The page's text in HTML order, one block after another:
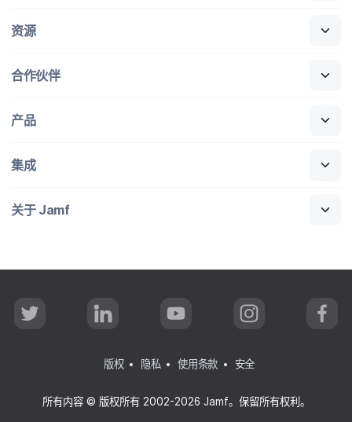
资源
合作​伙伴
产品
集成
关于Jamf
所有​内容 © 版权​所有2002-2026 Jamf。​保留​所有​权利。
版权 隐私 使用条款 安全
T
w
L
i
e
d
n
Y
o
u
b
I
n
a
g
a
m
F
a